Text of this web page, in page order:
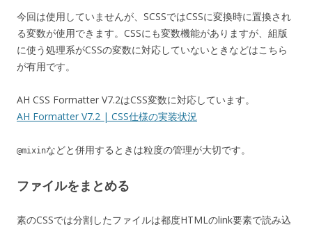
今回は使用していませんが、SCSSではCSSに変換時に置換され
る変数が使用できます。CSSにも変数機能がありますが、組版
に使う処理系がCSSの変数に対応していないときなどはこちら
が有用です。
AH CSS Formatter V7.2はCSS変数に対応しています。
AH Formatter V7.2 | CSS仕様の実装状況
@mixinなどと併用するときは粒度の管理が大切です。
ファイルをまとめる
素のCSSでは分割したファイルは都度HTMLのlink要素で読み込